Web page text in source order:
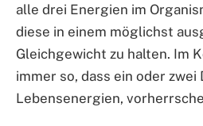
alle drei Energien im
diese in einem möglichst
Gleichgewicht zu halten. Im
immer so, dass ein oder zwei
Lebensenergien,